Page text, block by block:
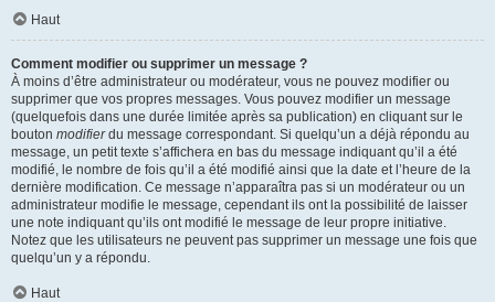
Haut
Comment modifier ou supprimer un message ?
À moins d’être administrateur ou modérateur, vous ne pouvez modifier ou
supprimer que vos propres messages. Vous pouvez modifier un message
(quelquefois dans une durée limitée après sa publication) en cliquant sur le
bouton modifierdu message correspondant. Si quelqu’un a déjà répondu au
message, un petit texte s’affichera en bas du message indiquant qu’il a été
modifié, le nombre de fois qu’il a été modifié ainsi que la date et l’heure de la
dernière modification. Ce message n’apparaîtra pas si un modérateur ou un
administrateur modifie le message, cependant ils ont la possibilité de laisser
une note indiquant qu’ils ont modifié le message de leur propre initiative.
Notez que les utilisateurs ne peuvent pas supprimer un message une fois que
quelqu’un y a répondu.
Haut